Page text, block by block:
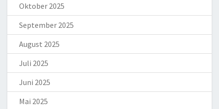
Oktober 2025
September 2025
August 2025
Juli 2025
Juni 2025
Mai 2025